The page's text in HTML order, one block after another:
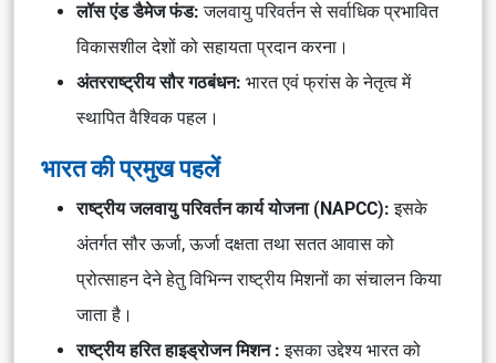
लॉस एंड डैमेज फंड:जलवायु परिवर्तन से सर्वाधिक प्रभावित
विकासशील देशों को सहायता प्रदान करना।
अंतरराष्ट्रीय सौर गठबंधन: भारत एवं फ्रांस के नेतृत्व में
स्थापित वैश्विक पहल।
भारत की प्रमुख पहलें
राष्ट्रीय जलवायु परिवर्तन कार्य योजना (NAPCC): इसके
अंतर्गत सौर ऊर्जा, ऊर्जा दक्षता तथा सतत आवास को
प्रोत्साहन देने हेतु विभिन्न राष्ट्रीय मिशनों का संचालन किया
जाता है।
राष्ट्रीय हरित हाइड्रोजन मिशन : इसका उद्देश्य भारत को